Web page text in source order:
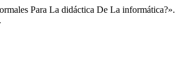
Para La didáctica De La informática?».